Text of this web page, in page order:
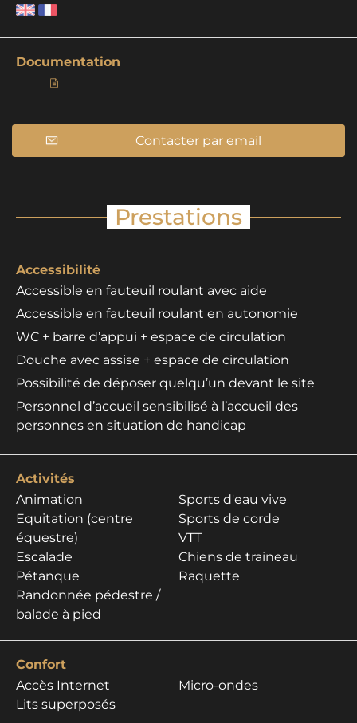
Documentation
Contacter par email
Prestations
Accessibilité
Accessible en fauteuil roulant avec aide
Accessible en fauteuil roulant en autonomie
WC + barre d’appui + espace de circulation
Douche avec assise + espace de circulation
Possibilité de déposer quelqu’un devant le site
Personnel d’accueil sensibilisé à l’accueil des
personnes en situation de handicap
Activités
Animation
Equitation (centre
équestre)
Escalade
Pétanque
Randonnée pédestre /
balade à pied
Sports d'eau vive
Sports de corde
VTT
Chiens de traineau
Raquette
Confort
Accès Internet
Lits superposés
Micro-ondes